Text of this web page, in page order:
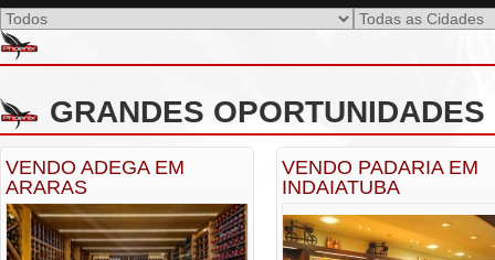
GRANDES
VENDO ADEGA EM
ARARAS
VENDO PADARIA EM
INDAIATUBA